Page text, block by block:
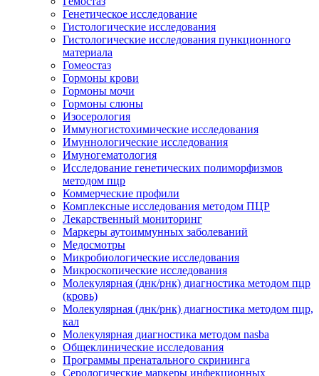
Генетическое исследование
Гистологические исследования
Гистологические исследования пункционного
материала
Гомеостаз
Гормоны крови
Гормоны мочи
Гормоны слюны
Изосерология
Иммуногистохимические исследования
Имуннологические исследования
Имуногематология
Исследование генетических полиморфизмов
методом пцр
Коммерческие профили
Комплексные исследования методом ПЦР
Лекарственный мониторинг
Маркеры аутоиммунных заболеваний
Медосмотры
Микробиологические исследования
Микроскопические исследования
Молекулярная (днк/рнк) диагностика методом пцр
(кровь)
Молекулярная (днк/рнк) диагностика методом пцр,
кал
Молекулярная диагностика методом nasba
Общеклинические исследования
Программы пренатального скрининга
Серологические маркеры инфекционных